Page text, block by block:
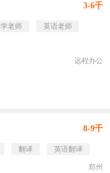
3-6千
老师
英语老师
远程办公
8-9千
翻译 英语翻译
郑州